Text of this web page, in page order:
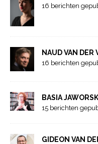
16 berichten
NAUD VAN DER
16 berichten
BASIA
15 berichten
GIDEON VAN